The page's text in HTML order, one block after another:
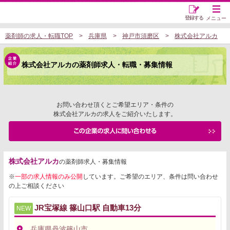
メニュー
登録する
薬剤師の求人・転職TOP 兵庫県 神戸市須磨区 株式会社アルカ
株式会社アルカの薬剤師求人・転職・募集情報
お問い合わせ頂くとご希望エリア・条件の
株式会社アルカの求人をご紹介いたします。
株式会社アルカの薬剤師求人・募集情報
※一部の求人情報のみ公開 しています。ご希望のエリア、条件は問い合わせ
の上ご相談ください
NEW JR宝塚線 篠山口駅 自動車13分